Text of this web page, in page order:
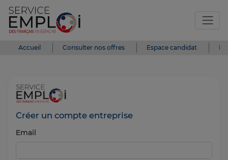
Accueil Consulter nos offres Espace candidat
Créer un compte entreprise
Email